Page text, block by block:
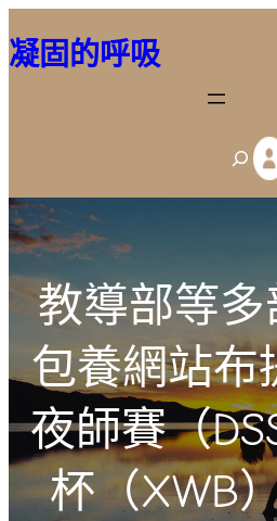
至
容
凝固的呼吸
S
e
c
h
教導部等
包養網站布
夜師賽（
杯（XWB